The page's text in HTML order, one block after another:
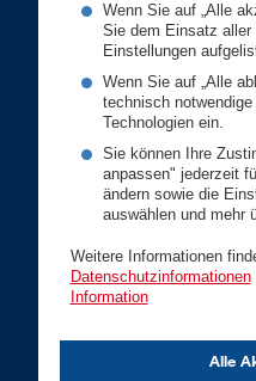
Wenn Sie auf „Alle
Sie dem Einsatz aller
Einstellungen
Wenn Sie auf „Alle
technisch
Technologien ein.
Sie können Ihre
anpassen" jederzeit
ändern sowie die
auswählen und mehr
Weitere Informationen
Datenschutzinformationen|
Information
Alle